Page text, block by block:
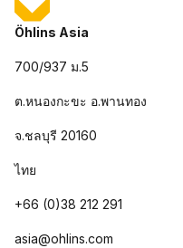
Öhlins Asia
700/937 ม.5
ต.หนองกะขะ อ.พานทอง
จ.ชลบุรี 20160
ไทย
+66 (0)38 212 291
asia@ohlins.com